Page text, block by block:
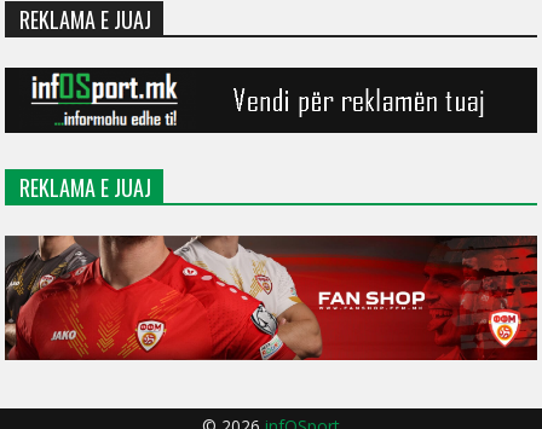
REKLAMA E JUAJ
REKLAMA E JUAJ